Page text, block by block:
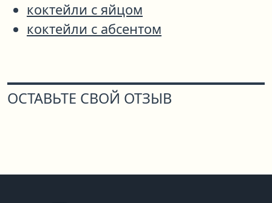
коктейли с яйцом
коктейли с абсентом
ОСТАВЬТЕ СВОЙ ОТЗЫВ